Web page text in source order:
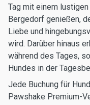
Tag mit einem
Bergedorf genießen,
Liebe und
wird. Darüber hinaus
während des Tages,
Hundes in der
Jede Buchung für
Pawshake Premium-